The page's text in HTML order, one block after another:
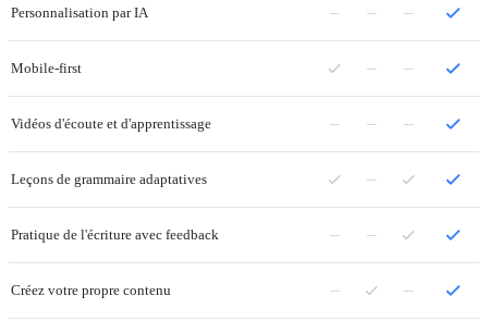
Personnalisation par IA – – –
Mobile-first – –
Vidéos d'écoute et d'apprentissage – – –
Leçons de grammaire adaptatives –
Pratique de l'écriture avec feedback – –
Créez votre propre contenu – –